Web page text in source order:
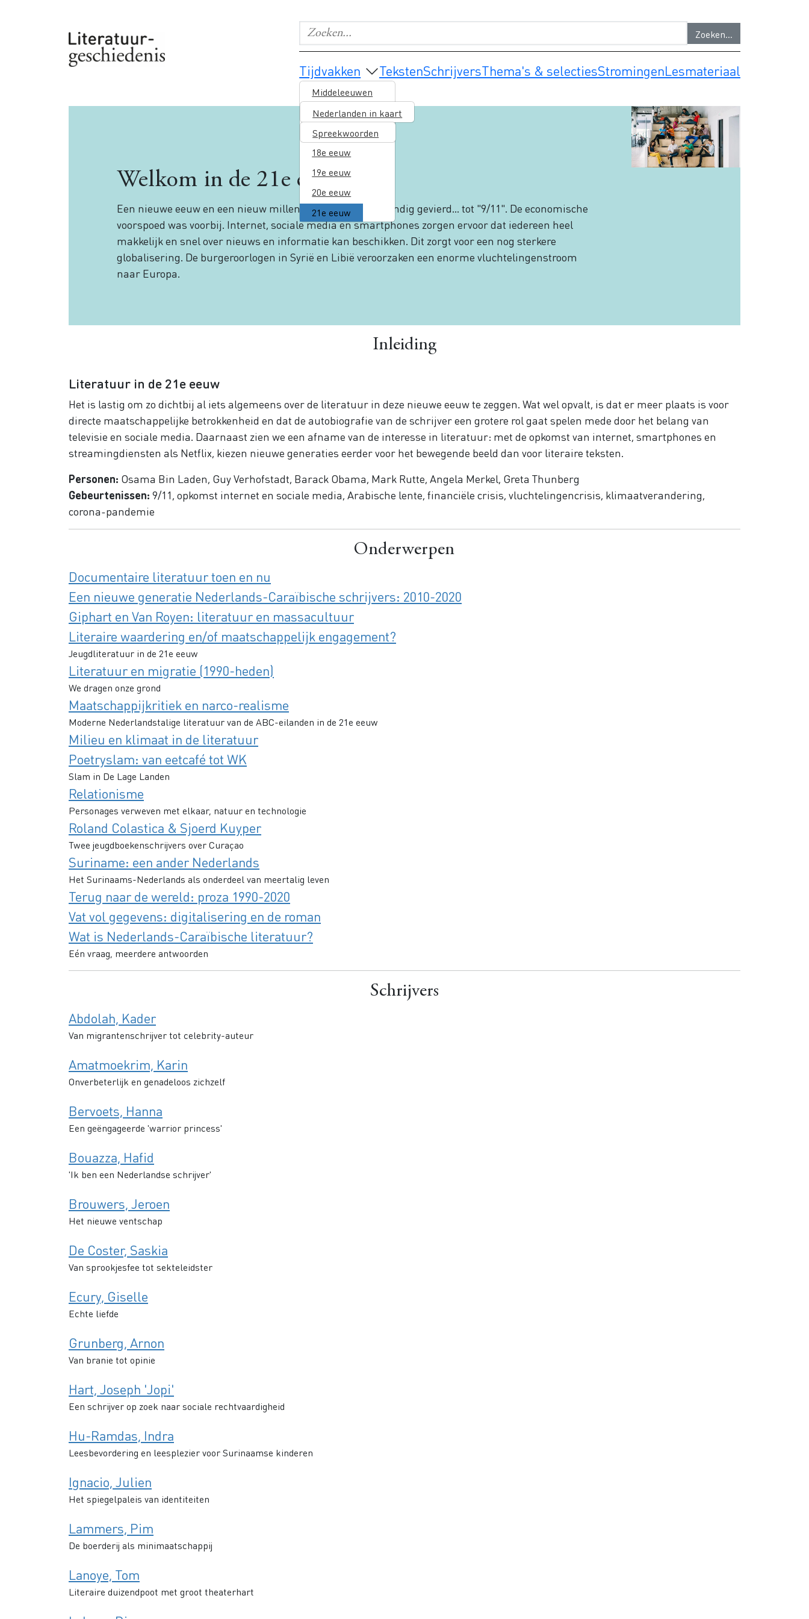
Zoeken...
Geef de woorden op waar je naar wilt zoeken.
Main navigation
Tijdvakken
Middeleeuwen
Nederlanden in kaart
16e eeuw
Spreekwoorden
17e eeuw
18e eeuw
19e eeuw
20e eeuw
21e eeuw
TekstenSchrijversThema's & selectiesStromingenLesmateriaal
Image
Welkom in de 21e eeuw
Een nieuwe eeuw en een nieuw millennium werden uitbundig gevierd... tot "9/11". De economische
voorspoed was voorbij. Internet, sociale media en smartphones zorgen ervoor dat iedereen heel
makkelijk en snel over nieuws en informatie kan beschikken. Dit zorgt voor een nog sterkere
globalisering. De burgeroorlogen in Syrië en Libië veroorzaken een enorme vluchtelingenstroom
naar Europa.
Inleiding
Literatuur in de 21e eeuw
Het is lastig om zo dichtbij al iets algemeens over de literatuur in deze nieuwe eeuw te zeggen. Wat wel opvalt, is dat er meer plaats is voor
directe maatschappelijke betrokkenheid en dat de autobiografie van de schrijver een grotere rol gaat spelen mede door het belang van
televisie en sociale media. Daarnaast zien we een afname van de interesse in literatuur: met de opkomst van internet, smartphones en
streamingdiensten als Netflix, kiezen nieuwe generaties eerder voor het bewegende beeld dan voor literaire teksten.
Personen: Osama Bin Laden, Guy Verhofstadt, Barack Obama, Mark Rutte, Angela Merkel, Greta Thunberg
Gebeurtenissen: 9/11, opkomst internet en sociale media, Arabische lente, financiële crisis, vluchtelingencrisis, klimaatverandering,
corona-pandemie
Onderwerpen
Documentaire literatuur toen en nu
Een nieuwe generatie Nederlands-Caraïbische schrijvers: 2010-2020
Giphart en Van Royen: literatuur en massacultuur
Literaire waardering en/of maatschappelijk engagement?
Jeugdliteratuur in de 21e eeuw
Literatuur en migratie (1990-heden)
We dragen onze grond
Maatschappijkritiek en narco-realisme
Moderne Nederlandstalige literatuur van de ABC-eilanden in de 21e eeuw
Milieu en klimaat in de literatuur
Poetryslam: van eetcafé tot WK
Slam in De Lage Landen
Relationisme
Personages verweven met elkaar, natuur en technologie
Roland Colastica & Sjoerd Kuyper
Twee jeugdboekenschrijvers over Curaçao
Suriname: een ander Nederlands
Het Surinaams-Nederlands als onderdeel van meertalig leven
Terug naar de wereld: proza 1990-2020
Vat vol gegevens: digitalisering en de roman
Wat is Nederlands-Caraïbische literatuur?
Eén vraag, meerdere antwoorden
Schrijvers
Abdolah, Kader
Van migrantenschrijver tot celebrity-auteur
Amatmoekrim, Karin
Onverbeterlijk en genadeloos zichzelf
Bervoets, Hanna
Een geëngageerde 'warrior princess'
Bouazza, Hafid
'Ik ben een Nederlandse schrijver'
Brouwers, Jeroen
Het nieuwe ventschap
De Coster, Saskia
Van sprookjesfee tot sekteleidster
Ecury, Giselle
Echte liefde
Grunberg, Arnon
Van branie tot opinie
Hart, Joseph 'Jopi'
Een schrijver op zoek naar sociale rechtvaardigheid
Hu-Ramdas, Indra
Leesbevordering en leesplezier voor Surinaamse kinderen
Ignacio, Julien
Het spiegelpaleis van identiteiten
Lammers, Pim
De boerderij als minimaatschappij
Lanoye, Tom
Literaire duizendpoot met groot theaterhart